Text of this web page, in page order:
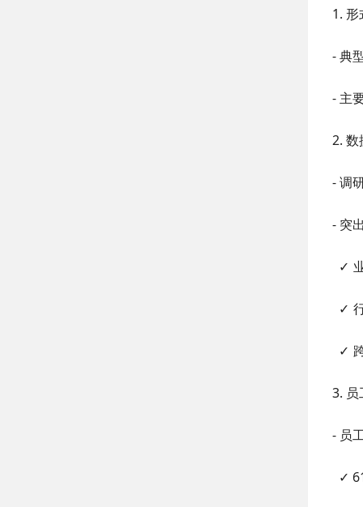
1. 形
-典
- 主
2. 数
-调
- 突
✓
✓
✓
3.
- 员
✓